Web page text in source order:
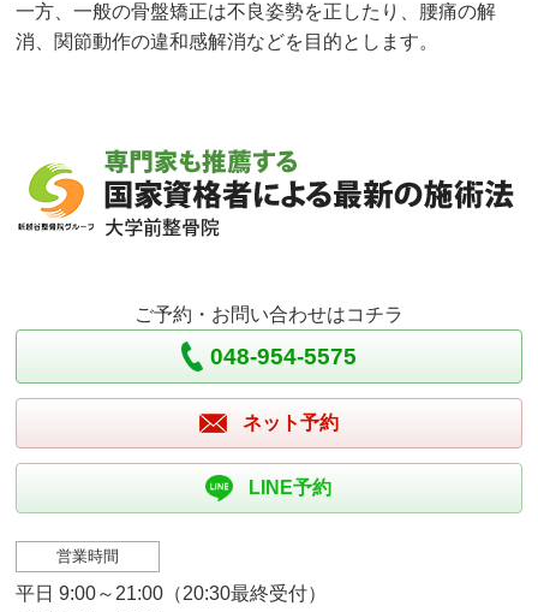
一方、一般の骨盤矯正は不良姿勢を正したり、腰痛の解
消、関節動作の違和感解消などを目的とします。
ご予約・お問い合わせはコチラ
048-954-5575
ネット予約
LINE予約
営業時間
平日 9:00～21:00（20:30最終受付）